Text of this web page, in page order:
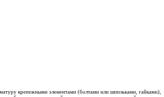
крепежными элементами (болтами или шпильками, гайками),